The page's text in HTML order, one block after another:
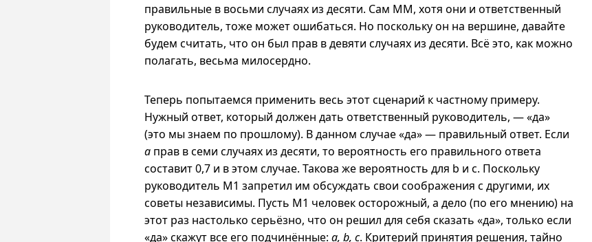
правильные в восьми случаях из десяти. Сам MM, хотя они и ответственный
руководитель, тоже может ошибаться. Но поскольку он на вершине, давайте
будем считать, что он был прав в девяти случаях из десяти. Всё это, как можно
полагать, весьма милосердно.
Теперь попытаемся применить весь этот сценарий к частному примеру.
Нужный ответ, который должен дать ответственный руководитель, — «да»
(это мы знаем по прошлому). В данном случае «да» — правильный ответ. Если
a прав в семи случаях из десяти, то вероятность его правильного ответа
составит 0,7 и вэтом случае. Такова же вероятность для b и с. Поскольку
руководитель M1 запретил им обсуждать свои соображения с другими, их
советы независимы. Пусть M1 человек осторожный, а дело (по его мнению) на
этот раз настолько серьёзно, что он решил для себя сказать «да», только если
«да» скажут все его подчинённые: а, b, с. Критерий принятия решения, тайно